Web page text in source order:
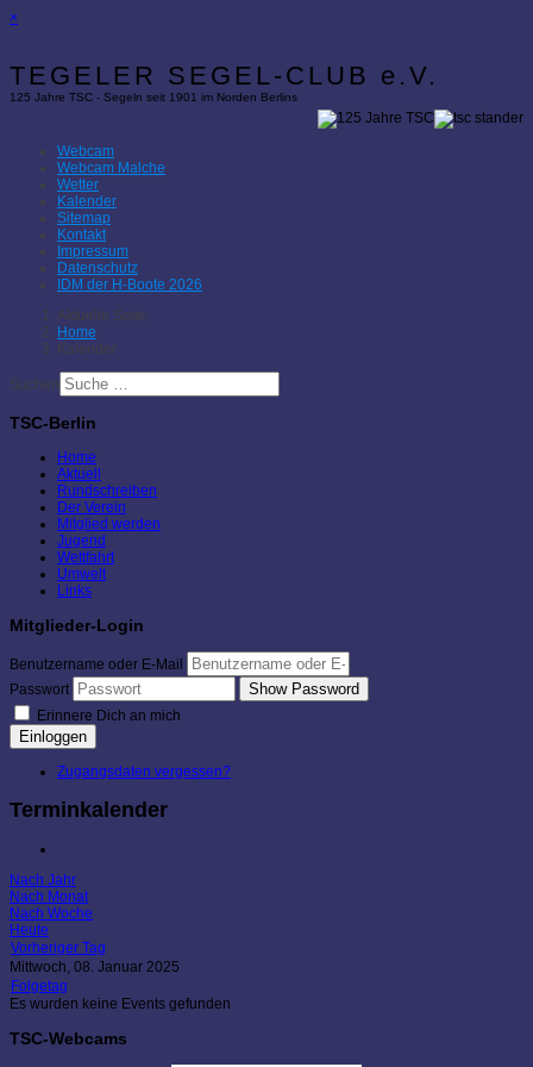
×
TEGELER SEGEL-CLUB e.V.
125 Jahre TSC - Segeln seit 1901 im Norden Berlins
Webcam
Webcam Malche
Wetter
Kalender
Sitemap
Kontakt
Impressum
Datenschutz
IDM der H-Boote 2026
Aktuelle Seite:
Home
Kalender
Suchen
TSC-Berlin
Home
Aktuell
Rundschreiben
Der Verein
Mitglied werden
Jugend
Wettfahrt
Umwelt
Links
Mitglieder-Login
Benutzername oder E-Mail
Passwort
Show Password
Erinnere Dich an mich
Einloggen
Zugangsdaten vergessen?
Terminkalender
Nach Jahr
Nach Monat
Nach Woche
Heute
Vorheriger Tag
Mittwoch, 08. Januar 2025
Folgetag
Es wurden keine Events gefunden
TSC-Webcams